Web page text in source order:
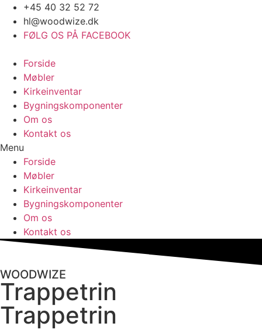
Videre
indhold
+45 40 32 52 72
hl@woodwize.dk
FØLG OS PÅ FACEBOOK
Forside
Møbler
Kirkeinventar
Bygningskomponenter
Om os
Kontakt os
Menu
Forside
Møbler
Kirkeinventar
Bygningskomponenter
Om os
Kontakt os
WOODWIZE
Trappetrin
Trappetrin